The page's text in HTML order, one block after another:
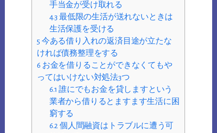
手当金が受け取れる
4.3 最低限の生活が送れないときは
生活保護を受ける
5 今ある借り入れの返済目途が立たな
ければ債務整理をする
6 お金を借りることができなくてもや
ってはいけない対処法3つ
6.1 誰にでもお金を貸しますという
業者から借りるとますます生活に困
窮する
6.2 個人間融資はトラブルに遭う可